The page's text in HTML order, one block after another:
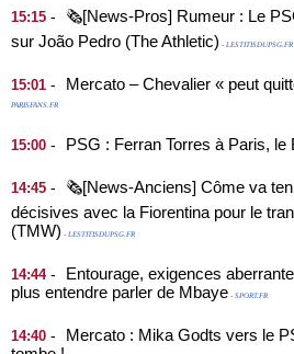
15:15 -
🗞️[News-Pros] Rumeur : Le
sur João Pedro (The Athletic) - LESTITISDUPSG.FR
15:01 - Mercato – Chevalier « peut
PARISFANS.FR
15:00 - PSG : Ferran Torres à Paris, le
14:45 -
🗞️[News-Anciens] Côme va
décisives avec la Fiorentina pour le
(TMW) - LESTITISDUPSG.FR
14:44-
Entourage, exigences
plus entendre parler de Mbaye - SPORT.FR
14:40 -
Mercato : Mika Godts vers le